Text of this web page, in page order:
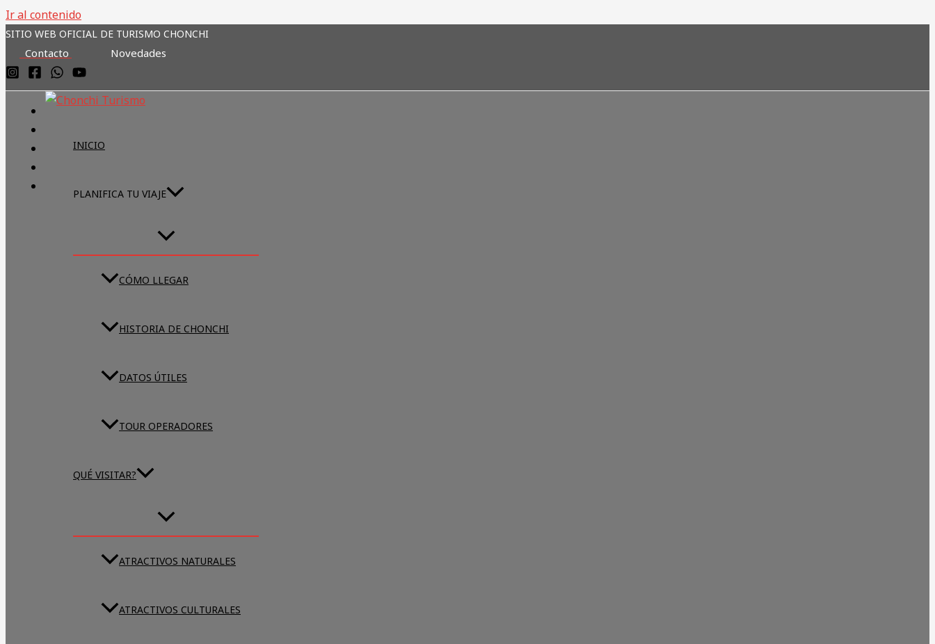
Ir al contenido
SITIO WEB OFICIAL DE TURISMO CHONCHI
Contacto Novedades
INICIO
PLANIFICA TU VIAJE
CÓMO LLEGAR
HISTORIA DE CHONCHI
DATOS ÚTILES
TOUR OPERADORES
QUÉ VISITAR?
ATRACTIVOS NATURALES
ATRACTIVOS CULTURALES